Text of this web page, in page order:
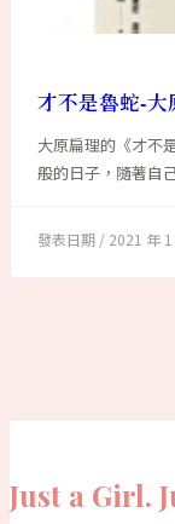
才不是魯蛇-大
大原扁理的《才不
般的日子，隨著自
2021 年
Just a Girl.